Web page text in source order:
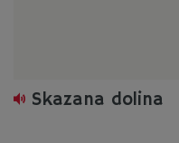
Skazana dolina